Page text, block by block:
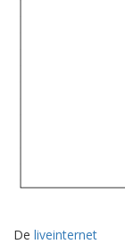
De liveinternet